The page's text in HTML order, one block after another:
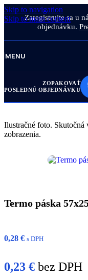
Skip to navigation
Skip to main content
Zaregistrujte sa u
objednávku.
MENU
ZOPAKOVAŤ
POSLEDNÚ OBJEDNÁVKU
Ilustračné foto.
zobrazenia.
Termo páska
0,28 € s DPH
0,23 € bez DPH